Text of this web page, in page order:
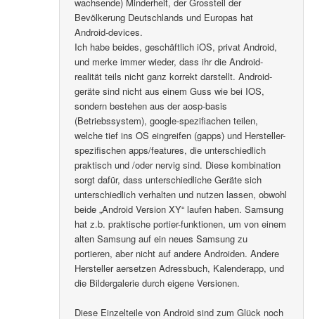
Bevölkerung Deutschlands und Europas hat
Android-devices.
Ich habe beides, geschäftlich iOS, privat Android,
und merke immer wieder, dass ihr die Android-
realität teils nicht ganz korrekt darstellt. Android-
geräte sind nicht aus einem Guss wie bei IOS,
sondern bestehen aus der aosp-basis
(Betriebssystem), google-spezifiachen teilen,
welche tief ins OS eingreifen (gapps) und Hersteller-
spezifischen apps/features, die unterschiedlich
praktisch und /oder nervig sind. Diese kombination
sorgt dafür, dass unterschiedliche Geräte sich
unterschiedlich verhalten und nutzen lassen, obwohl
beide „Android Version XY“ laufen haben. Samsung
hat z.b. praktische portier-funktionen, um von einem
alten Samsung auf ein neues Samsung zu
portieren, aber nicht auf andere Androiden. Andere
Hersteller aersetzen Adressbuch, Kalenderapp, und
die Bildergalerie durch eigene Versionen.
Diese Einzelteile von Android sind zum Glück noch